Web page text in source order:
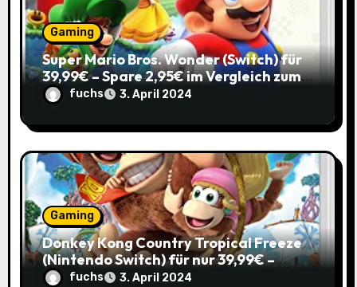
t
i
o
n
Gaming
Super Mario Bros. Wonder (Switch) für
39,99€ – Spare 2,95€ im Vergleich zum
Normalpreis!
fuchs 3. April 2024
Gaming
Donkey Kong Country Tropical Freeze
(Nintendo Switch) für nur 39,99€ –
Spare 16% im Vergleich zum alten Preis!
fuchs 3. April 2024